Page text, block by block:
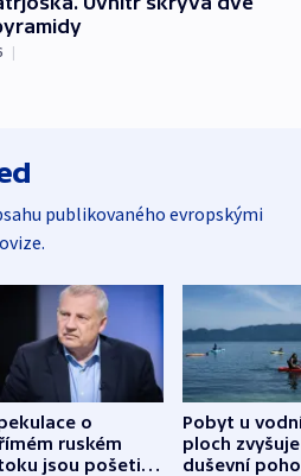
|
publikovaného evropskými
o
ruském
jsou pošetilé,
Pobyt u
ploch zvyšuje
duševní